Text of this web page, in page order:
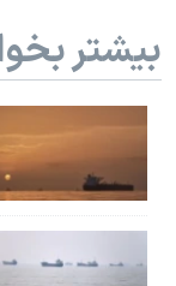
بیشتر